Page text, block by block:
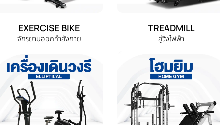
EXERCISE BIKE
จักรยานออกกำลังกาย
TREADMILL
ลู่วิ่งไฟฟ้า